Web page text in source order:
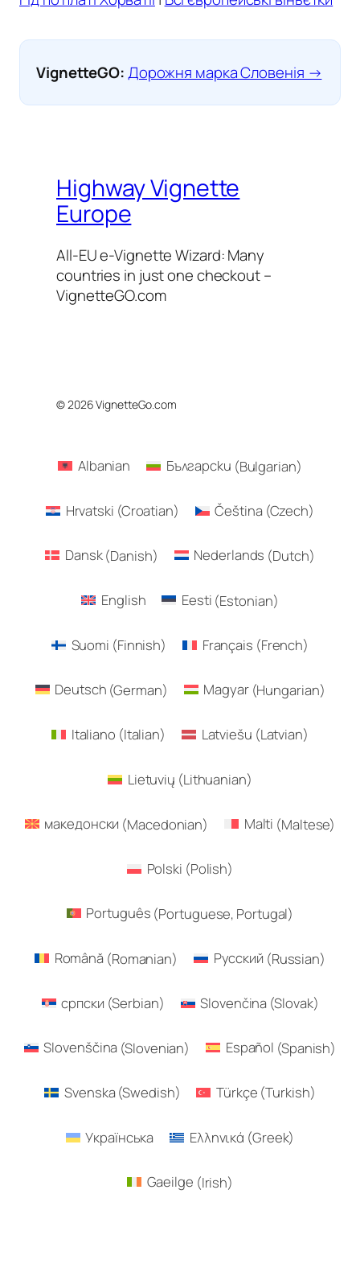
VignetteGO:Дорожня марка Словенія →
Highway Vignette
Europe
All-EU e-Vignette Wizard: Many
countries in just one checkout –
VignetteGO.com
© 2026 VignetteGo.com
Albanian Български (Bulgarian)
Hrvatski (Croatian) Čeština(Czech)
Dansk(Danish) Nederlands (Dutch)
English Eesti (Estonian)
Suomi (Finnish) Français (French)
Deutsch (German) Magyar(Hungarian)
Italiano (Italian) Latviešu (Latvian)
Lietuvių (Lithuanian)
македонски (Macedonian) Malti (Maltese)
Polski (Polish)
Português (Portuguese, Portugal)
Română (Romanian) Русский (Russian)
српски (Serbian) Slovenčina (Slovak)
Slovenščina (Slovenian) Español (Spanish)
Svenska(Swedish) Türkçe (Turkish)
Українська Ελληνικά (Greek)
Gaeilge (Irish)